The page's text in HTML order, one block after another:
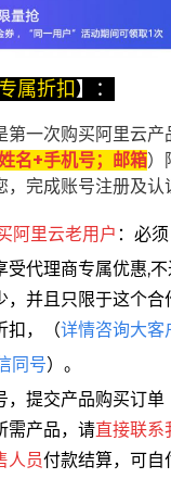
专属折扣】：
第一次购买阿里云产
名+手机号；邮箱）
，完成账号注册及认
阿里云老用户 ： 必须
受代理商专属优惠,
，并且只限于这个
，
（详情咨询大客
同号）。
，提交产品购买订单
需产品，请直接联系
人员付款结算，可自